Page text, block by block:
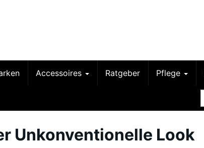
Accessoires Ratgeber Pflege
Unkonventionelle Look